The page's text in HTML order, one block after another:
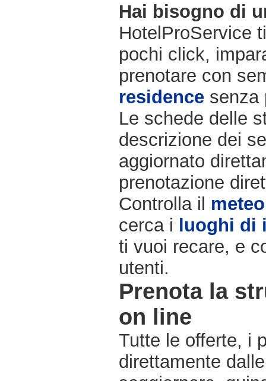
Hai bisogno di
HotelProService
pochi click,
prenotare con
residence senza
Le schede delle
descrizione dei
aggiornato
prenotazione
Controlla il meteo
cerca i luoghi di
ti vuoi recare, e
utenti.
Prenota la
on line
Tutte le offerte, i
direttamente